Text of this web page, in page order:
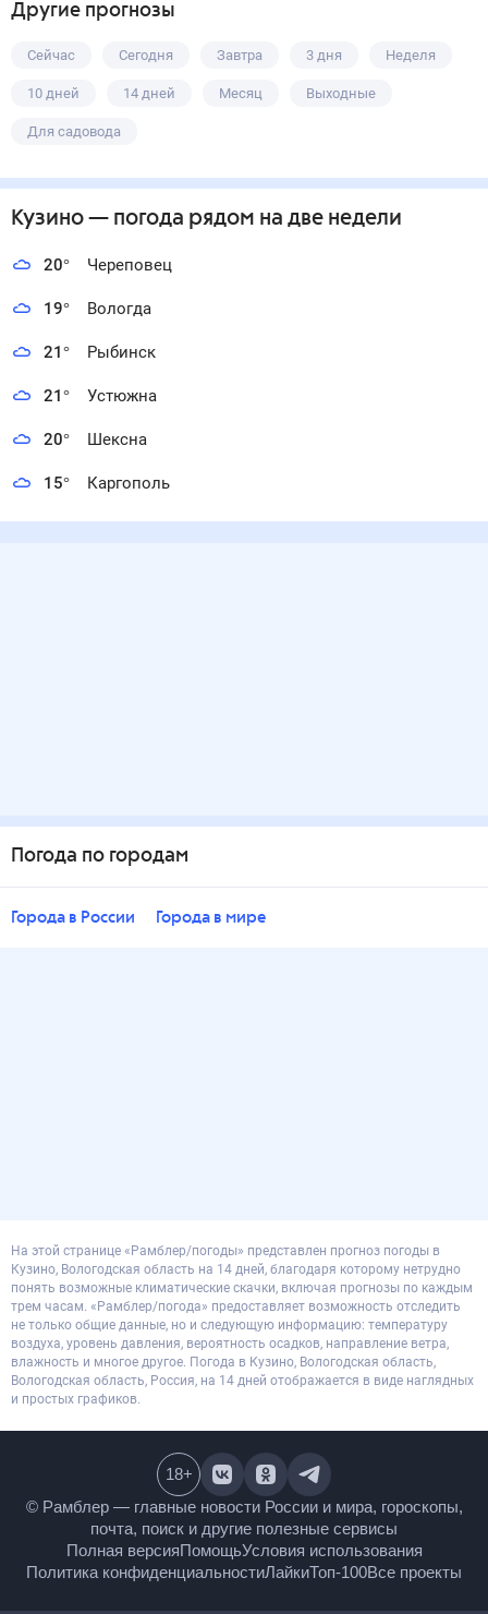
Другие прогнозы
Сейчас Сегодня Завтра 3 дня Неделя
10 дней 14 дней Месяц Выходные
Для садовода
Кузино— погода рядом на две недели
20° Череповец
19° Вологда
21° Рыбинск
21° Устюжна
20° Шексна
15° Каргополь
Погода по городам
Города в России Города в мире
На этой странице «Рамблер/погоды» представлен прогноз погоды в
Кузино, Вологодская область на 14 дней, благодаря которому нетрудно
понять возможные климатические скачки, включая прогнозы по каждым
трем часам. «Рамблер/погода» предоставляет возможность отследить
не только общие данные, но и следующую информацию: температуру
воздуха, уровень давления, вероятность осадков, направление ветра,
влажность и многое другое. Погода в Кузино, Вологодская область,
Вологодская область, Россия, на 14 дней отображается в виде наглядных
и простых графиков.
© Рамблер — главные новости России и мира,
гороскопы, почта, поиск и другие полезные сервисы
Полная версияПомощьУсловия использования
Политика конфиденциальностиЛайкиТоп-100
18+